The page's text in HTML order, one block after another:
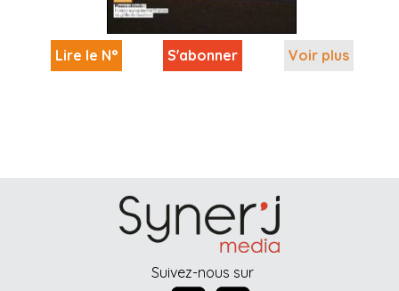
Lire le N° S'abonner Voir plus
Suivez-nous sur